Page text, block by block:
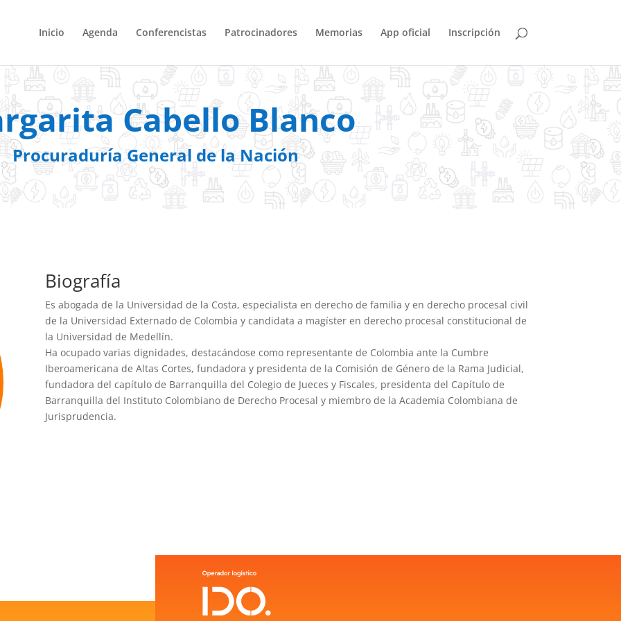
Inicio Agenda Conferencistas Patrocinadores Memorias App oficial Inscripción
Cabello Blanco
Procuraduría General de la Nación
Biografía​
Es abogada de la Universidad de la Costa, especialista en derecho de familia y en derecho procesal civil
de la Universidad Externado de Colombia y candidata a magíster en derecho procesal constitucional de
la Universidad de Medellín.
Ha ocupado varias dignidades, destacándose como representante de Colombia ante la Cumbre
Iberoamericana de Altas Cortes, fundadora y presidenta de la Comisión de Género de la Rama Judicial,
fundadora del capítulo de Barranquilla del Colegio de Jueces y Fiscales, presidenta del Capítulo de
Barranquilla del Instituto Colombiano de Derecho Procesal y miembro de la Academia Colombiana de
Jurisprudencia.